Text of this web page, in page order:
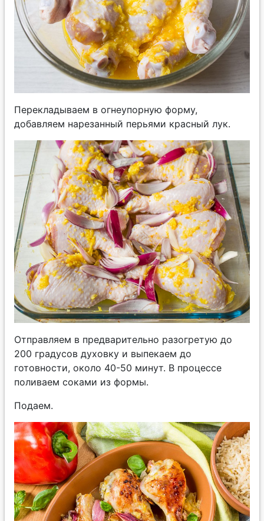
Перекладываем в огнеупорную форму,
добавляем нарезанный перьями красный лук.
Отправляем в предварительно разогретую до
200 градусов духовку и выпекаем до
готовности, около 40-50 минут. В процессе
поливаем соками из формы.
Подаем.